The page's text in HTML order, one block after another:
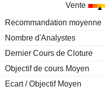
Vente
Recommandation moyenne
Nombre d'Analystes
Dernier Cours de Cloture
Objectif de cours Moyen
Ecart / Objectif Moyen